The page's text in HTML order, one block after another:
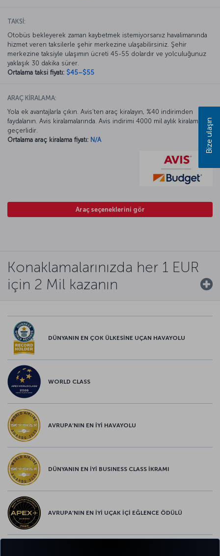
TAKSİ:
Otobüs bekleyerek zaman kaybetmek istemiyorsanız havalimanında
hizmet veren taksilerle şehir merkezine ulaşabilirsiniz. Şehir
merkezine taksiyle ulaşımın ücreti 45-55 dolardır ve yolculuğunuz
yaklaşık 30 dakika sürer.
Ortalama taksi fiyatı: $45–$55
ARAÇ KİRALAMA:
Yola ek avantajlarla çıkın. Avis’ten araç kiralayın, %40 indirimden
faydalanın. Avis kiralamalarında. Avis indirimi 4000 mil aylık kiralamada
geçerlidir.
Ortalama araç kiralama fiyatı: N/A
Araç seçeneklerini gör
Konaklamalarınızda her 1 EUR
için 2 Mil kazanın
DÜNYANIN EN ÇOK ÜLKESİNE UÇAN HAVAYOLU
WORLD CLASS
AVRUPA’NIN EN İYİ HAVAYOLU
DÜNYANIN EN İYİ BUSINESS CLASS İKRAMI
AVRUPA’NIN EN İYİ UÇAK İÇİ EĞLENCE ÖDÜLÜ
Bize ulaşın